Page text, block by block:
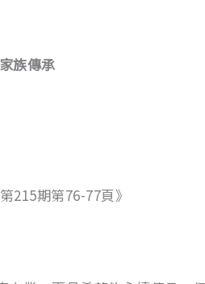
族傳承
215期第76-77頁》